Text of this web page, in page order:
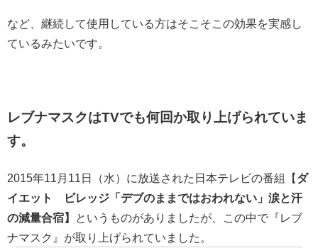
など、継続して使用している方はそこそこの効果を実感し
ているみたいです。
レブナマスクはTVでも何回か取り上げられていま
す。
2015年11月11日（水）に放送された日本テレビの番組【 ダ
イエット ビレッジ「デブのままではおわれない」涙と汗
の減量合宿】
というものがありましたが、この中で『レブ
ナマスク』が取り上げられていました。